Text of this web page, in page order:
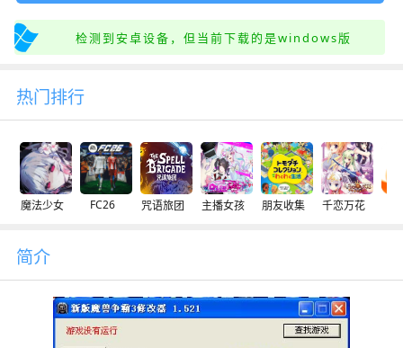
检测到安卓设备，但当前下载的是windows版
热门排行
魔法少女 FC26 咒语旅团 主播女孩 朋友收集 千恋万花
简介